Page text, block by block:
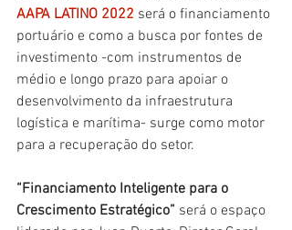
AAPA LATINO 2022 será o financiamento
portuário e como a busca por fontes de
investimento -com instrumentos de
médio e longo prazo para apoiar o
desenvolvimento da infraestrutura
logística e marítima- surge como motor
para a recuperação do setor.
“Financiamento Inteligente para o
Crescimento Estratégico” será o espaço